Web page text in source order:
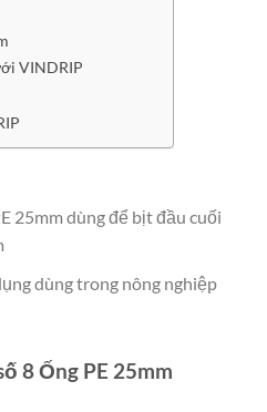
VINDRIP
25mm dùng để bịt đầu cuối
dùng trong nông nghiệp
8 Ống PE 25mm